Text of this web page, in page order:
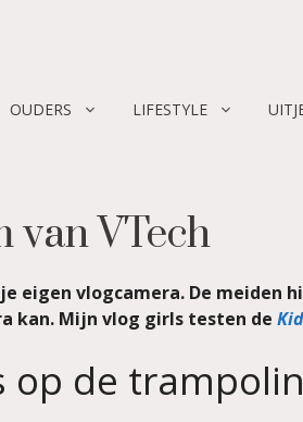
OUDERS LIFESTYLE
van VTech
eigen vlogcamera. De
kan. Mijn vlog girls testen de
op de